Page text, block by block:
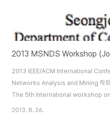
2013 IEEE/ACM International
Networks Analysis and Mining 학
The 5th International workshop
networks for decision support에 참
2013. 8. 26.